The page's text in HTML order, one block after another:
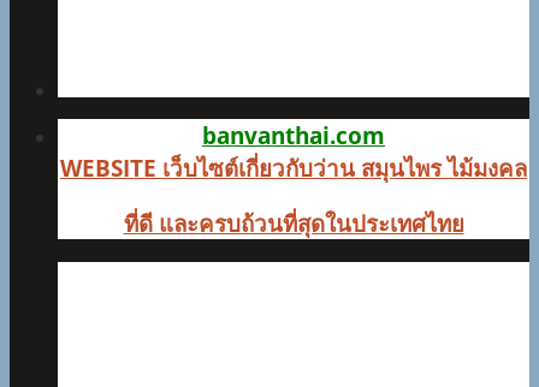
banvanthai.com
WEBSITE เว็บไซต์เกี่ยวกับว่าน สมุนไพร ไม้มงคล
ที่ดี และครบถ้วนที่สุดในประเทศไทย